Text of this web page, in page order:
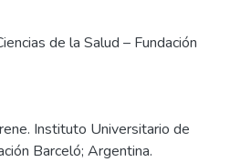
de la Salud – Fundación
Instituto Universitario de
Barceló; Argentina.